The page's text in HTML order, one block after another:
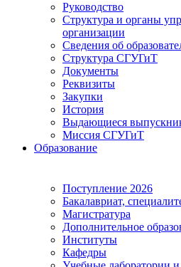
Руководство
Структура и органы
организации
Сведения об
Структура СГУГиТ
Документы
Реквизиты
Закупки
История
Выдающиеся
Миссия СГУГиТ
Образование
Поступление 2026
Бакалавриат,
Магистратура
Дополнительное
Институты
Кафедры